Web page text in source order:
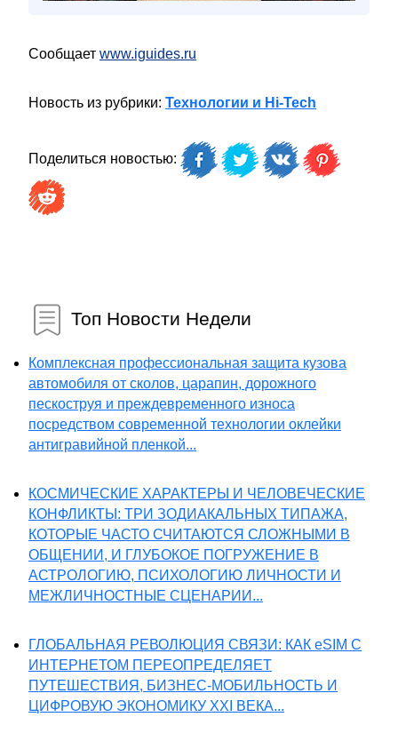
Сообщает www.iguides.ru
Новость из рубрики: Технологии и Hi-Tech
Поделиться новостью:
Топ Новости Недели
Комплексная профессиональная защита кузова
автомобиля от сколов, царапин, дорожного
пескоструя и преждевременного износа
посредством современной технологии оклейки
антигравийной пленкой...
КОСМИЧЕСКИЕ ХАРАКТЕРЫ И ЧЕЛОВЕЧЕСКИЕ
КОНФЛИКТЫ: ТРИ ЗОДИАКАЛЬНЫХ ТИПАЖА,
КОТОРЫЕ ЧАСТО СЧИТАЮТСЯ СЛОЖНЫМИ В
ОБЩЕНИИ, И ГЛУБОКОЕ ПОГРУЖЕНИЕ В
АСТРОЛОГИЮ, ПСИХОЛОГИЮ ЛИЧНОСТИ И
МЕЖЛИЧНОСТНЫЕ СЦЕНАРИИ...
ГЛОБАЛЬНАЯ РЕВОЛЮЦИЯ СВЯЗИ: КАК eSIM С
ИНТЕРНЕТОМ ПЕРЕОПРЕДЕЛЯЕТ
ПУТЕШЕСТВИЯ, БИЗНЕС-МОБИЛЬНОСТЬ И
ЦИФРОВУЮ ЭКОНОМИКУ XXI ВЕКА...